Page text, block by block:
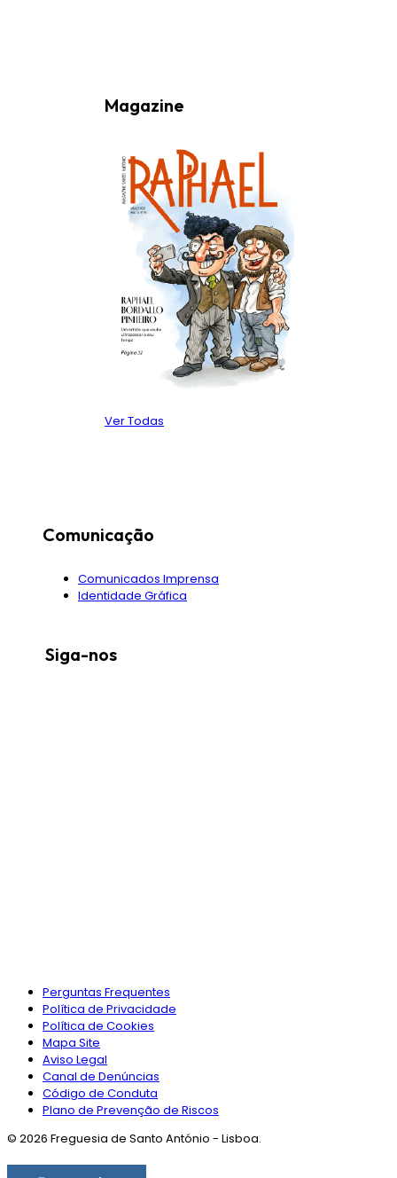
Magazine
Ver Todas
Comunicação
Comunicados Imprensa
Identidade Gráfica
Siga-nos
Perguntas Frequentes
Política de Privacidade
Política de Cookies
Mapa Site
Aviso Legal
Canal de Denúncias
Código de Conduta
Plano de Prevenção de Riscos
© 2026 Freguesia de Santo António - Lisboa.